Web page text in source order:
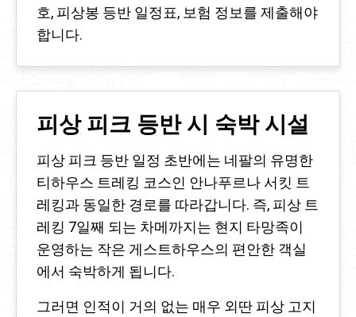
호, 피상봉 등반 일정표, 보험 정보를 제출해야
합니다.
피상 피크 등반 시 숙박 시설
피상 피크 등반 일정 초반에는 네팔의 유명한
티하우스 트레킹 코스인 안나푸르나 서킷 트
레킹과 동일한 경로를 따라갑니다. 즉, 피상 트
레킹 7일째 되는 차메까지는 현지 타망족이
운영하는 작은 게스트하우스의 편안한 객실
에서 숙박하게 됩니다.
그러면 인적이 거의 없는 매우 외딴 피상 고지